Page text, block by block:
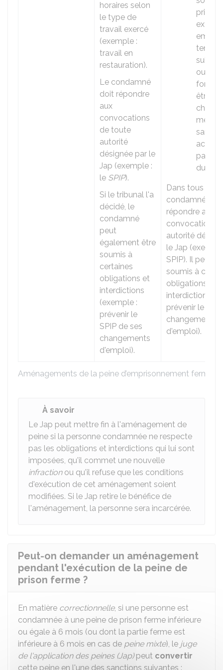
Aménagements de la peine d’emprisonnement ferme
horaires selon
le type de
travail exercé
(exemple :
travail en
restauration).
Le condamné
doit répondre
aux
convocations
de toute
autorité
désignée par le
Jap (exemple :
le SPIP).
Si le tribunal l'a
décidé, le
condamné
peut
également être
soumis à
certaines
obligations et
interdictions
(exemple :
prévenir le
SPIP de ses
changements
d'emploi).
prison
emploi
suivre
ou une
être
charge
sans
par un
du
Dans tous les
condamné doit
répondre aux
convocations
autorité
le Jap
SPIP). Il peut
soumis à
obligations et
interdictions
prévenir le
changements
d'emploi).
À savoir
Le Jap peut mettre fin à l'aménagement de
peine si la personne condamnée ne respecte
pas les obligations et interdictions qui lui sont
imposées, qu'il commet une nouvelle
infractionou qu'il refuse que les conditions
d'exécution de cet aménagement soient
modifiées. Si le Jap retire le bénéfice de
l'aménagement, la personne sera incarcérée.
Peut-on demander un aménagement
pendant l'exécution de la peine de
prison ferme ?
En matière correctionnelle, si une personne est
condamnée à une peine de prison ferme inférieure
ou égale à 6 mois (ou dont la partie ferme est
inférieure à 6 mois en cas de peine mixte), le juge
de l'application des peines (Jap)peut convertir
cette peine en l'une des sanctions suivantes :